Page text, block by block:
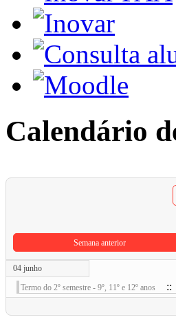
Calendário
Semana anterior
04 junho
Termo do 2º semestre - 9º, 11º e 12º anos
::